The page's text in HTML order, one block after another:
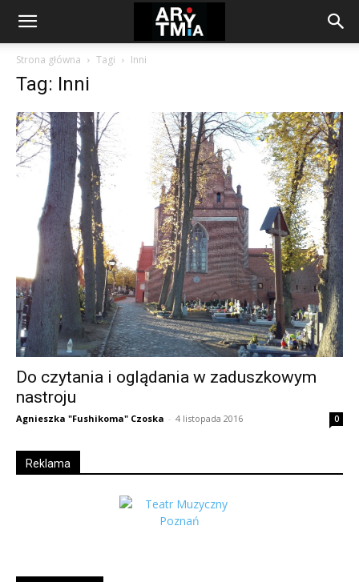
arytmia.eu
Strona główna Tagi Inni
Tag: Inni
Do czytania i oglądania w zaduszkowym
nastroju
Agnieszka "Fushikoma" Czoska - 4 listopada 2016 0
Reklama